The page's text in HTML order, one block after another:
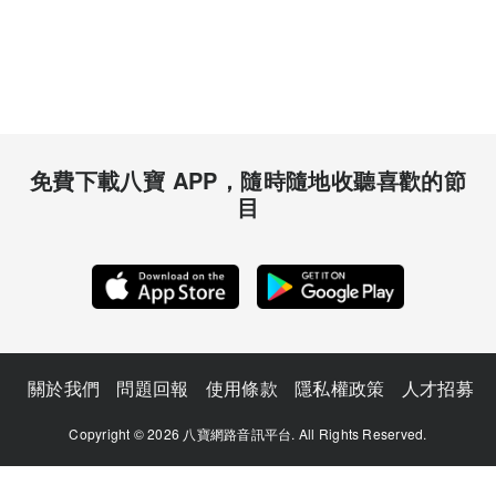
免費下載八寶 APP，隨時隨地收聽喜歡的節
目
關於我們 問題回報 使用條款 隱私權政策 人才招募
Copyright © 2026 八寶網路音訊平台. All Rights Reserved.